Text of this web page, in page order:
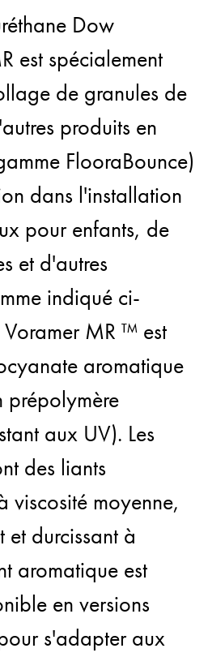
Dow
est spécialement
de granules de
produits en
FlooraBounce)
dans l'installation
pour enfants, de
et d'autres
indiqué ci-
Voramer MR ™ est
aromatique
prépolymère
aux UV). Les
des liants
viscosité moyenne,
durcissant à
aromatique est
en versions
s'adapter aux